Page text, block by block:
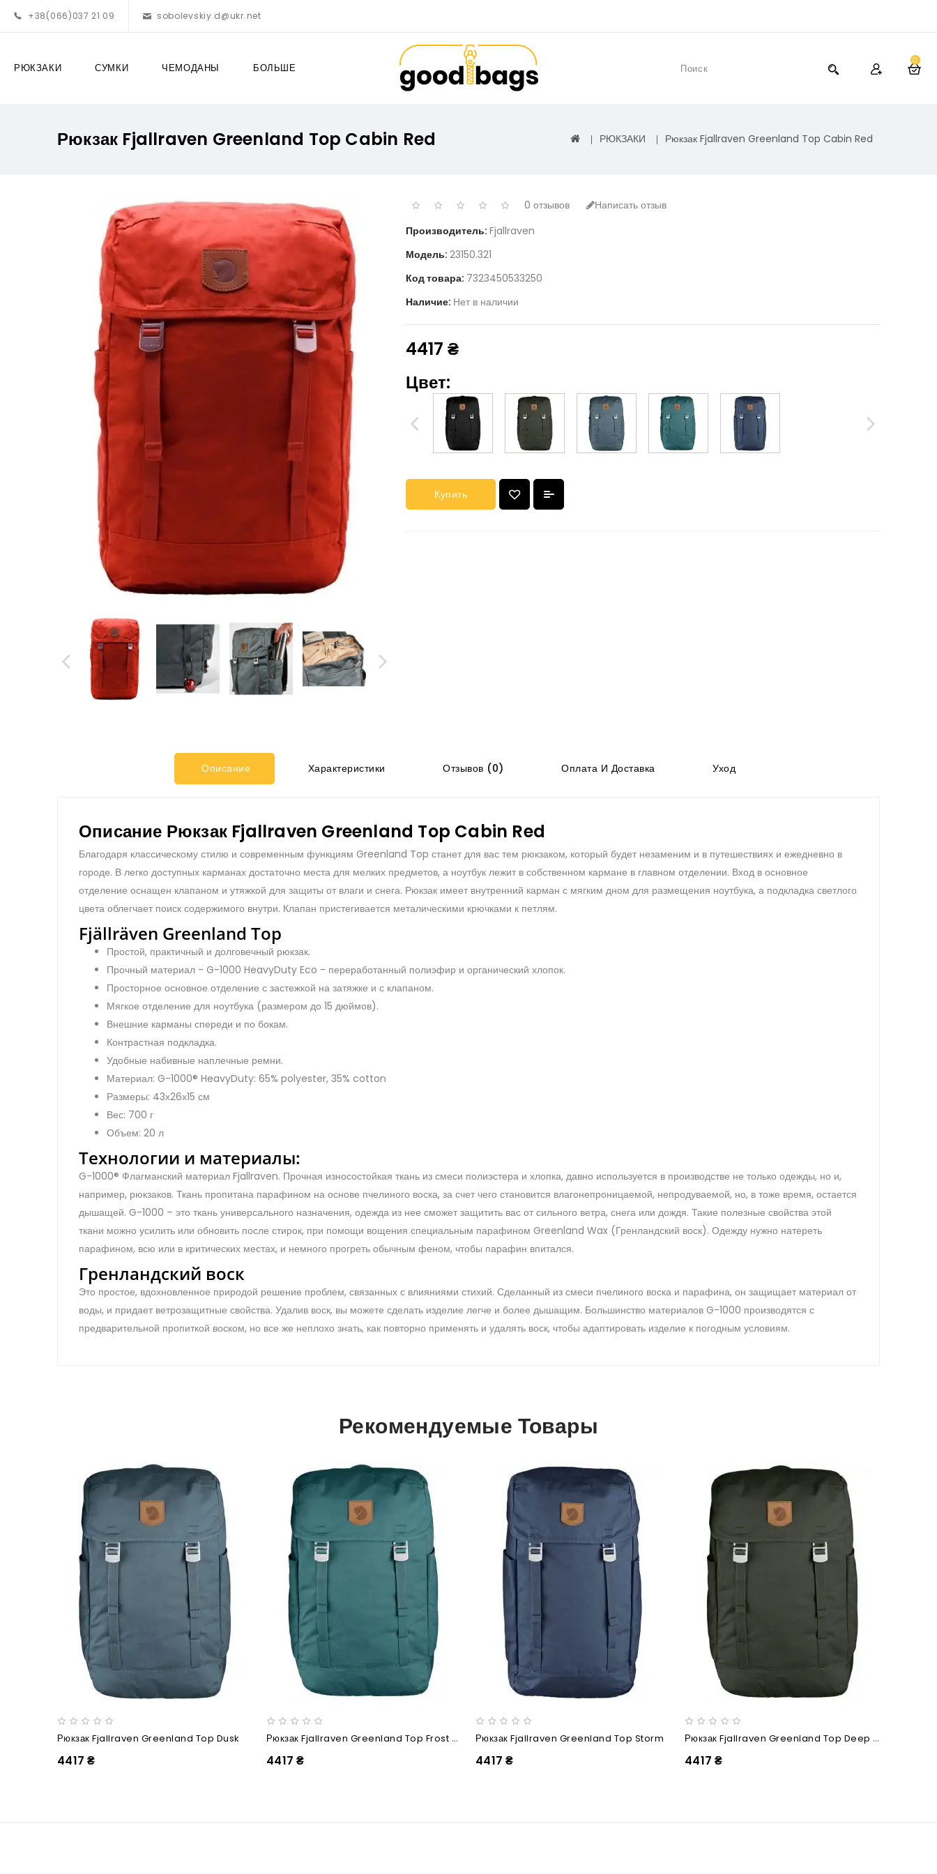
+38(066)037 21 09 sobolevskiy.d@ukr.net
0
РЮКЗАКИ СУМКИ ЧЕМОДАНЫ БОЛЬШЕ
Рюкзак Fjallraven Greenland Top Cabin Red РЮКЗАКИ Рюкзак Fjallraven Greenland Top Cabin Red
0 отзывов
Написать отзыв
Производитель: Fjallraven
Модель: 23150.321
Код товара: 7323450533250
Наличие: Нет в наличии
4417 ₴
Цвет:
Купить
Описание Характеристики Отзывов (0) Оплата И Доставка Уход
Описание Рюкзак Fjallraven Greenland Top Cabin Red
Благодаря классическому стилю и современным функциям Greenland Top станет для вас тем рюкзаком, который будет незаменим и в путешествиях и ежедневно в
городе. В легко доступных карманах достаточно места для мелких предметов, а ноутбук лежит в собственном кармане в главном отделении. Вход в основное
отделение оснащен клапаном и утяжкой для защиты от влаги и снега. Рюкзак имеет внутренний карман с мягким дном для размещения ноутбука, а подкладка светлого
цвета облегчает поиск содержимого внутри. Клапан пристегивается металическими крючками к петлям.
Fjällräven Greenland Top
Простой, практичный и долговечный рюкзак.
Прочный материал - G-1000 HeavyDuty Eco - переработанный полиэфир и органический хлопок.
Просторное основное отделение с застежкой на затяжке и с клапаном.
Мягкое отделение для ноутбука (размером до 15 дюймов).
Внешние карманы спереди и по бокам.
Контрастная подкладка.
Удобные набивные наплечные ремни.
Материал: G-1000® HeavyDuty: 65% polyester, 35% cotton
Размеры: 43х26х15 см
Вес: 700 г
Объем: 20 л
Технологии и материалы:
G-1000® Флагманский материал Fjallraven. Прочная износостойкая ткань из смеси полиэстера и хлопка, давно используется в производстве не только одежды, но и,
например, рюкзаков. Ткань пропитана парафином на основе пчелиного воска, за счет чего становится влагонепроницаемой, непродуваемой, но, в тоже время, остается
дышащей. G-1000 – это ткань универсального назначения, одежда из нее сможет защитить вас от сильного ветра, снега или дождя. Такие полезные свойства этой
ткани можно усилить или обновить после стирок, при помощи вощения специальным парафином Greenland Wax (Гренландский воск). Одежду нужно натереть
парафином, всю или в критических местах, и немного прогреть обычным феном, чтобы парафин впитался.
Гренландский воск
Это простое, вдохновленное природой решение проблем, связанных с влияниями стихий. Сделанный из смеси пчелиного воска и парафина, он защищает материал от
воды, и придает ветрозащитные свойства. Удалив воск, вы можете сделать изделие легче и более дышащим. Большинство материалов G-1000 производятся с
предварительной пропиткой воском, но все же неплохо знать, как повторно применять и удалять воск, чтобы адаптировать изделие к погодным условиям.
Рекомендуемые Товары
Рюкзак Fjallraven Greenland Top Dusk
4417 ₴
Рюкзак Fjallraven Greenland Top Frost Green
4417 ₴
Рюкзак Fjallraven Greenland Top Storm
4417 ₴
Рюкзак Fjallraven Greenland Top Deep Forest
4417 ₴